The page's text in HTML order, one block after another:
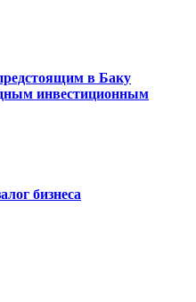
в Баку
инвестиционным
бизнеса